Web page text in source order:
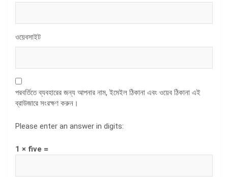
ওয়েবসাইট
পরবর্তিতে ব্যবহারের জন্য আপনার নাম, ইমেইল ঠিকানা এবং ওয়েব ঠিকানা এই
ব্রাউজারে সংরক্ষণ করুন।
Please enter an answer in digits:
1 × five =